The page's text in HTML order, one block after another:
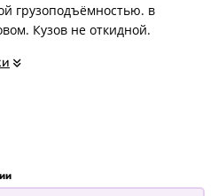
Прицепы с тормозом
Прицепы для перевозки
спецтехники
Прицепы для вездехода-
болотохода
грузоподъёмностью. в
Кузов не откидной.